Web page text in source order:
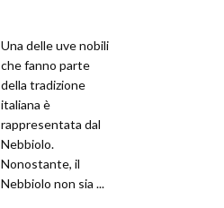
Una delle uve nobili
che fanno parte
della tradizione
italiana è
rappresentata dal
Nebbiolo.
Nonostante, il
Nebbiolo non sia ...